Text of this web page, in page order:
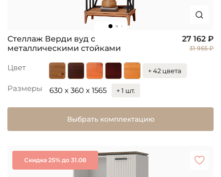
Стеллаж Верди вуд с
металлическими стойками
27 162 ₽
31 955 ₽
Цвет + 42 цвета
Размеры 630 x 360 x 1565 + 1 шт.
Выбрать комплектацию
Скидка 25% до 31.08